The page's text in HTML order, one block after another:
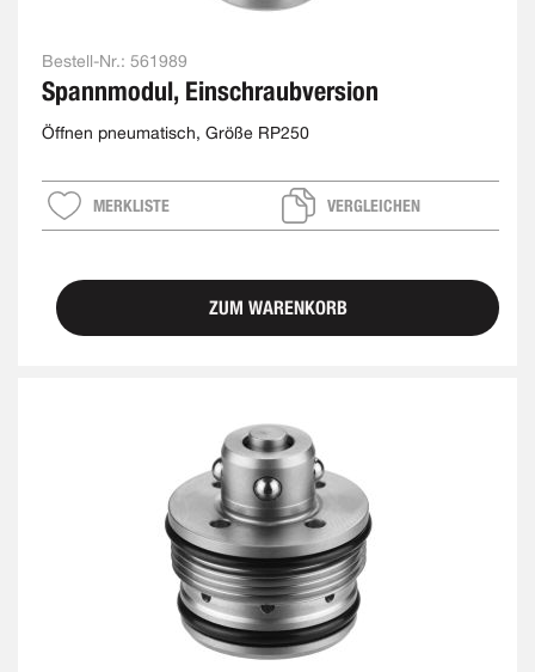
Bestell-Nr.: 561989
Spannmodul, Einschraubversion
Öffnen pneumatisch, Größe RP250
MERKLISTE VERGLEICHEN
ZUM WARENKORB